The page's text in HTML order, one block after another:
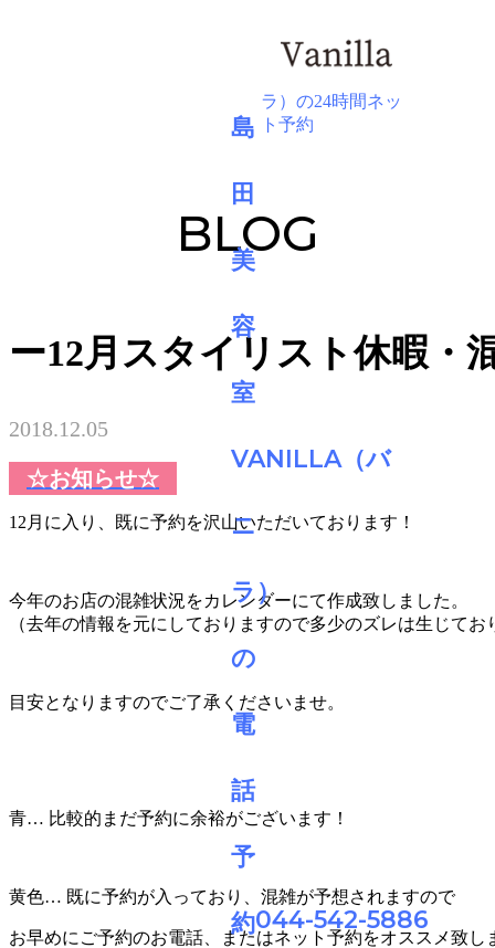
044-542-5886
BLOG
ー12月スタイリスト休暇・
2018.12.05
☆お知らせ☆
12月に入り、既に予約を沢山いただいております！
今年のお店の混雑状況をカレンダーにて作成致しました。
（去年の情報を元にしておりますので多少のズレは生じてお
目安となりますのでご了承くださいませ。
青… 比較的まだ予約に余裕がございます！
黄色… 既に予約が入っており、混雑が予想されますので
お早めにご予約のお電話、またはネット予約をオススメ致し